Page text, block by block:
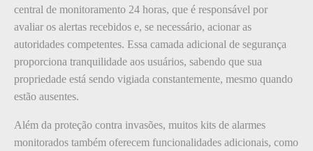
central de monitoramento 24 horas, que é responsável por
avaliar os alertas recebidos e, se necessário, acionar as
autoridades competentes. Essa camada adicional de segurança
proporciona tranquilidade aos usuários, sabendo que sua
propriedade está sendo vigiada constantemente, mesmo quando
estão ausentes.
Além da proteção contra invasões, muitos kits de alarmes
monitorados também oferecem funcionalidades adicionais, como